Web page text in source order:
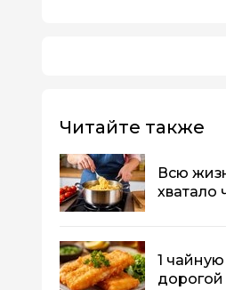
Читайте также
Всю
хватало
1